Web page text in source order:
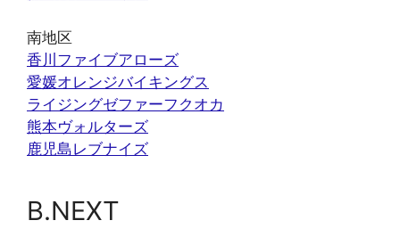
南地区
香川ファイブアローズ
愛媛オレンジバイキングス
ライジングゼファーフクオカ
熊本ヴォルターズ
鹿児島レブナイズ
B.NEXT